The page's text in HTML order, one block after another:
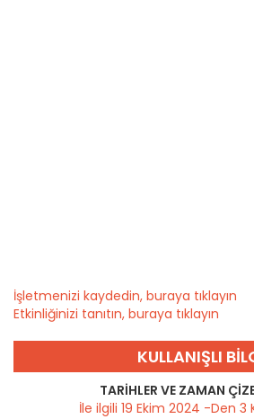
İşletmenizi kaydedin, buraya tıklayın
Etkinliğinizi tanıtın, buraya tıklayın
KULLANIŞLI
TARIHLER VE ZAMAN
İle ilgili 19 Ekim 2024 -Den 3